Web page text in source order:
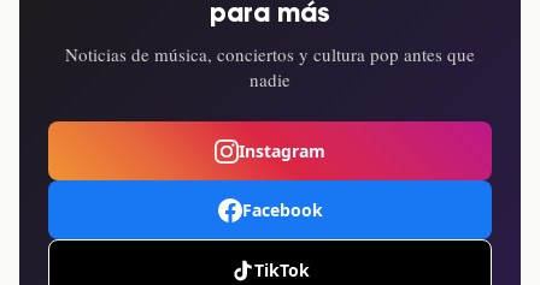
para más
Noticias de música, conciertos y cultura pop antes que
nadie
Instagram
Facebook
TikTok